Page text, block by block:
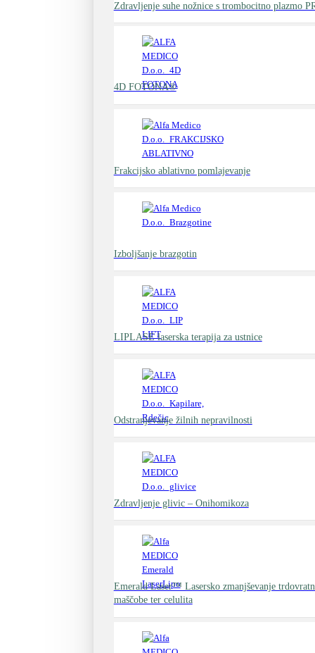
Zdravljenje suhe nožnice s trombocitno plazmo
4D FOTONA®
Frakcijsko ablativno pomlajevanje
Izboljšanje brazgotin
LIPLASE laserska terapija za ustnice
Odstranjevanje žilnih nepravilnosti
Zdravljenje glivic – Onihomikoza
Emerald Laser™ Lasersko zmanjševanje
maščobe ter celulita